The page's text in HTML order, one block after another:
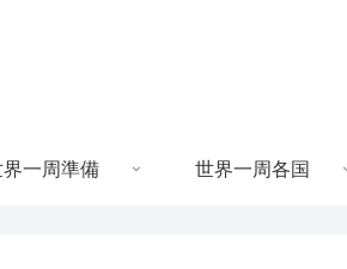
界一周準備 世界一周各国